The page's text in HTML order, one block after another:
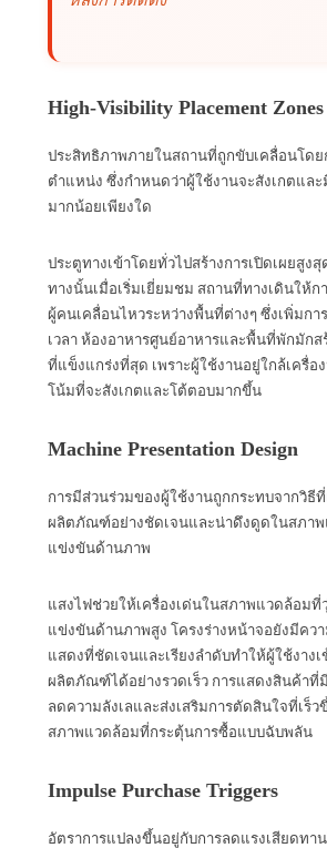
High-Visibility Placement Zones
ประสิทธิภาพภายในสถานที่ถูกขับเคลื่อนโดย
ตำแหน่ง ซึ่งกำหนดว่าผู้ใช้งานจะสังเกตและ
มากน้อยเพียงใด
ประตูทางเข้าโดยทั่วไปสร้างการเปิดเผยสูง
ทางนั้นเมื่อเริ่มเยี่ยมชม สถานที่ทางเดินให้ก
ผู้คนเคลื่อนไหวระหว่างพื้นที่ต่างๆ ซึ่งเพิ่มกา
เวลา ห้องอาหารศูนย์อาหารและพื้นที่พักมักส
ที่แข็งแกร่งที่สุด เพราะผู้ใช้งานอยู่ใกล้เครื่
โน้มที่จะสังเกตและโต้ตอบมากขึ้น
Machine Presentation Design
การมีส่วนร่วมของผู้ใช้งานถูกกระทบจากวิธีที่
ผลิตภัณฑ์อย่างชัดเจนและน่าดึงดูดในสภา
แข่งขันด้านภาพ
แสงไฟช่วยให้เครื่องเด่นในสภาพแวดล้อมที่
แข่งขันด้านภาพสูง โครงร่างหน้าจอยังมีคว
แสดงที่ชัดเจนและเรียงลำดับทำให้ผู้ใช้งางเ
ผลิตภัณฑ์ได้อย่างรวดเร็ว การแสดงสินค้าที่
ลดความลังเลและส่งเสริมการตัดสินใจที่เร็ว
สภาพแวดล้อมที่กระตุ้นการซื้อแบบฉับพลัน
Impulse Purchase Triggers
อัตราการแปลงขึ้นอยู่กับการลดแรงเสียดทา